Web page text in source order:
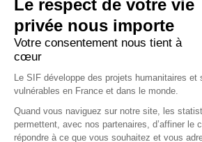
Ramadan 2026
Zakât Al Maal
Intérêts Bancaires
Parrainage Individuel
Waqf